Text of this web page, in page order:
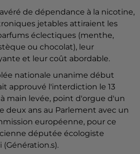
de dépendance à la nicotine,
jetables attiraient les
éclectiques (menthe,
ou chocolat), leur
et leur coût abordable.
nationale unanime début
approuvé l'interdiction le 13
main levée, point d'orgue d'un
deux ans au Parlement avec un
européenne, pour ce
députée écologiste
(Génération.s).